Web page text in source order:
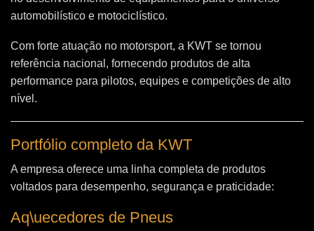
automobilístico e motociclístico.
Com forte atuação no motorsport, a KWT se tornou
referência nacional, fornecendo produtos de alta
performance para pilotos, equipes e competições de alto
nível.
Portfólio completo da KWT
A empresa oferece uma linha completa de produtos
voltados para desempenho, segurança e praticidade:
Aq\uecedores de Pneus